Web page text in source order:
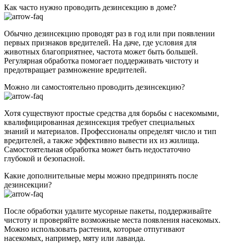
Как часто нужно проводить дезинсекцию в доме?
Обычно дезинсекцию проводят раз в год или при появлении
первых признаков вредителей. На даче, где условия для
животных благоприятнее, частота может быть большей.
Регулярная обработка помогает поддерживать чистоту и
предотвращает размножение вредителей.
Можно ли самостоятельно проводить дезинсекцию?
Хотя существуют простые средства для борьбы с насекомыми,
квалифицированная дезинсекция требует специальных
знаний и материалов. Профессионалы определят число и тип
вредителей, а также эффективно вывести их из жилища.
Самостоятельная обработка может быть недостаточно
глубокой и безопасной.
Какие дополнительные меры можно предпринять после
дезинсекции?
После обработки удалите мусорные пакеты, поддерживайте
чистоту и проверяйте возможные места появления насекомых.
Можно использовать растения, которые отпугивают
насекомых, например, мяту или лаванда.